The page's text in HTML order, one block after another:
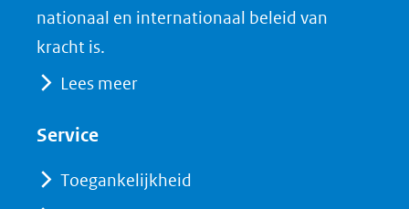
nationaal en internationaal beleid van
kracht is.
Lees meer
Service
Toegankelijkheid